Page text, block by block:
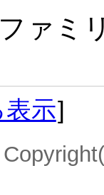
ァミ
示]